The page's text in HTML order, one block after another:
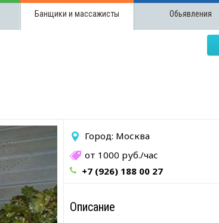
Банщики и массажисты Обьявления
Город: Москва
от 1000 руб./час
+7 (926) 188 00 27
Описание